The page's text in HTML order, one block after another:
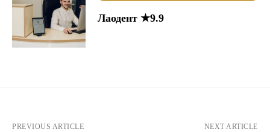
Лаодент ★9.9
PREVIOUS ARTICLE NEXT ARTICLE